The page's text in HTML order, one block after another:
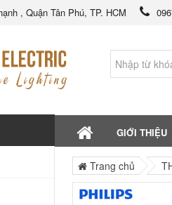
, Quận Tân Phú, TP. HCM
GIỚI THIỆU
Trang chủ